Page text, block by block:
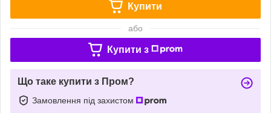
Купити
або
Купити з
Що таке купити з Пром?
Замовлення під захистом